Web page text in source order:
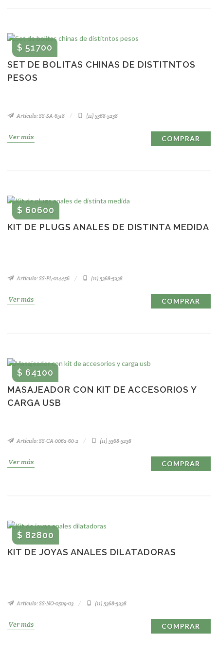
SET DE BOLITAS CHINAS DE DISTITNTOS
PESOS
$ 51700
Artículo: SS-SA-6518 (11) 5368-5238
Ver más COMPRAR
KIT DE PLUGS ANALES DE DISTINTA MEDIDA
$ 60600
Artículo: SS-PL-014456 (11) 5368-5238
Ver más COMPRAR
MASAJEADOR CON KIT DE ACCESORIOS Y
CARGA USB
$ 64100
Artículo: SS-CA-0062-60-2 (11) 5368-5238
Ver más COMPRAR
KIT DE JOYAS ANALES DILATADORAS
$ 82800
Artículo: SS-NO-0509-03 (11) 5368-5238
Ver más COMPRAR